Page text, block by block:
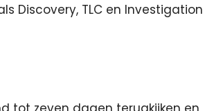
Discovery, TLC en Investigation